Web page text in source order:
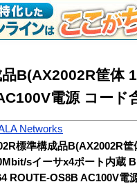
B(AX2002R筐体
電源 コード
Networks
標準構成品B(AX2002R筐
sイーサx4ポート内蔵
ROUTE-OS8B AC100V電